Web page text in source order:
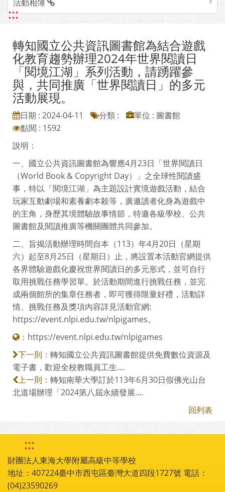
活動相簿
:::
轉知國立公共資訊圖書館為結合遊戲
化教育趨勢辦理2024年世界閱讀日
「閱境江湖」系列活動，請踴躍參
與，共同推廣「世界閱讀日」的多元
活動展現。
日期 : 2024-04-11 分類 :
單位 : 圖書館
點閱 : 1592
說明：
一、國立公共資訊圖書館為響應4月23日「世界閱讀日
（World Book & Copyright Day）」之全球性閱讀盛
事，特以「閱境江湖」為主題設計實境遊戲活動，結合
玩家互動劇場和素養劇本殺等，廣邀讀者化身為遊戲中
的主角，身歷其境體驗故事情節，特邀各級學校、公共
圖書館及閱讀推廣等機關團體共同參加。
二、旨揭活動辦理時間自本（113）年4月20日（星期
六）起至8月25日（星期日）止，將設置本活動官網提供
各界體驗遊戲化慶祝世界閱讀日的多元形式，並可自行
取用挑戰任務學習單。於活動期間進行挑戰任務，並完
成兩個館所的集章任務者，即可獲得限量好禮，活動詳
情、挑戰任務及獎項內容詳見活動官網:
https://event.nlpi.edu.tw/nlpigames。
： https://event.nlpi.edu.tw/nlpigames
下一則： 轉知國立公共資訊圖書館提供免費數位資源及
電子書，歡迎全校教職員工生....
上一則： 轉知南華大學訂於113年6月30日假佛光山台
北道場辦理「2024第八屆永續發展....
回列表
:::
財團法人東海大學附屬高級中等學校
地址：407224臺中市西屯區臺灣大道四段1727號 電話：
(04)23590269